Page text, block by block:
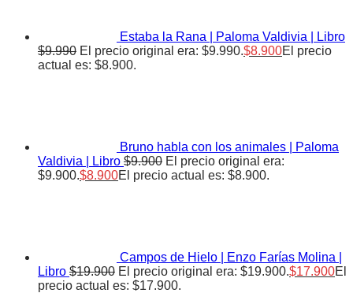
Estaba la Rana | Paloma Valdivia | Libro
$9.990 El precio original era: $9.990.$8.900El precio
actual es: $8.900.
Bruno habla con los animales | Paloma
Valdivia | Libro $9.900 El precio original era:
$9.900.$8.900El precio actual es: $8.900.
Campos de Hielo | Enzo Farías Molina |
Libro $19.900 El precio original era: $19.900.$17.900El
precio actual es: $17.900.